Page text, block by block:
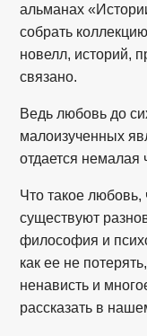
альманах
собрать
новелл, историй,
связано.
Ведь любовь до
малоизученных
отдается немалая
Что такое любовь,
существуют
философия и
как ее не
ненависть и
рассказать в